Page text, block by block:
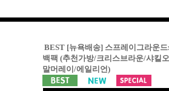
BEST [뉴욕배송] 스프레이그라운
백팩 (추천가방/크리스브라운/샤킬
말머레이/에일리언)